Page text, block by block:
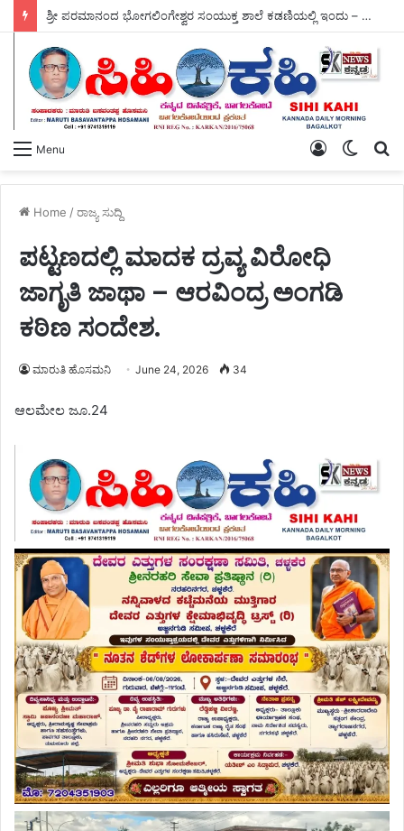
ಶ್ರೀ ಪರಮಾನಂದ ಭೋಗಲಿಂಗೇಶ್ವರ ಸಂಯುಕ್ತ ಶಾಲೆ ಕಡಣಿಯಲ್ಲಿ ಇಂದು – ವ್ಯಸನ ಮುಕ್ತ ಕಾರ್ಯಕ್ರಮ ಜರಗಿತು.
Menu
Switch
Log
Home /ರಾಜ್ಯ ಸುದ್ದಿ
ಪಟ್ಟಣದಲ್ಲಿ ಮಾದಕ ದ್ರವ್ಯ ವಿರೋಧಿ
ಜಾಗೃತಿ ಜಾಥಾ – ಆರವಿಂದ್ರ ಅಂಗಡಿ
ಕಠಿಣ ಸಂದೇಶ.
ಮಾರುತಿ ಹೊಸಮನಿ June 24, 2026 34
ಆಲಮೇಲ ಜೂ.24